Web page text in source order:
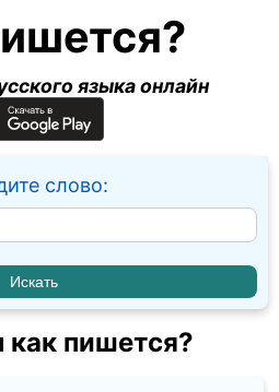
языка онлайн
слово:
как пишется?